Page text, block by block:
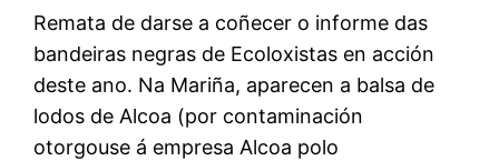
Remata de darse a coñecer o informe das
bandeiras negras de Ecoloxistas en acción
deste ano. Na Mariña, aparecen a balsa de
lodos de Alcoa (por contaminación
otorgouse á empresa Alcoa polo